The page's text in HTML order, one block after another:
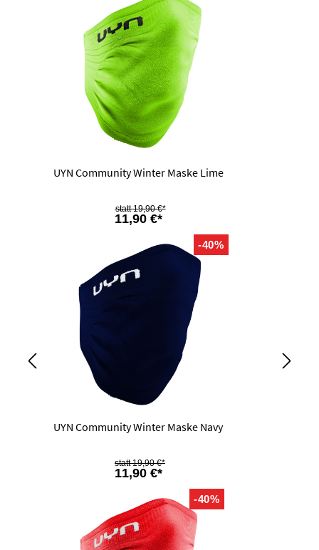
UYN Community Winter Maske Lime
11,90 €*
19,90 €*
-40%
UYN Community Winter Maske Navy
11,90 €*
19,90 €*
-40%